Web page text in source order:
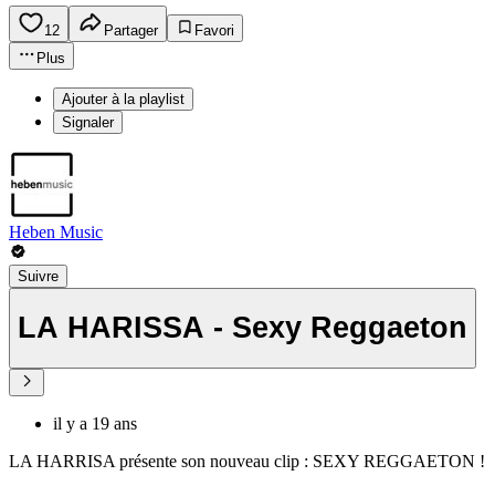
12 Partager
Favori
Plus
Ajouter à la playlist
Signaler
Heben Music
Suivre
LA HARISSA - Sexy Reggaeton
il y a 19 ans
LA HARRISA présente son nouveau clip : SEXY REGGAETON !